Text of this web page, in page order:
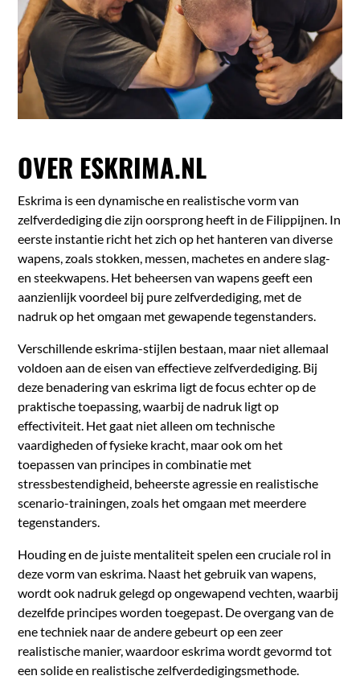
OVER ESKRIMA.NL
Eskrima is een dynamische en realistische vorm van
zelfverdediging die zijn oorsprong heeft in de Filippijnen. In
eerste instantie richt het zich op het hanteren van diverse
wapens, zoals stokken, messen, machetes en andere slag-
en steekwapens. Het beheersen van wapens geeft een
aanzienlijk voordeel bij pure zelfverdediging, met de
nadruk op het omgaan met gewapende tegenstanders.
Verschillende eskrima-stijlen bestaan, maar niet allemaal
voldoen aan de eisen van effectieve zelfverdediging. Bij
deze benadering van eskrima ligt de focus echter op de
praktische toepassing, waarbij de nadruk ligt op
effectiviteit. Het gaat niet alleen om technische
vaardigheden of fysieke kracht, maar ook om het
toepassen van principes in combinatie met
stressbestendigheid, beheerste agressie en realistische
scenario-trainingen, zoals het omgaan met meerdere
tegenstanders.
Houding en de juiste mentaliteit spelen een cruciale rol in
deze vorm van eskrima. Naast het gebruik van wapens,
wordt ook nadruk gelegd op ongewapend vechten, waarbij
dezelfde principes worden toegepast. De overgang van de
ene techniek naar de andere gebeurt op een zeer
realistische manier, waardoor eskrima wordt gevormd tot
een solide en realistische zelfverdedigingsmethode.